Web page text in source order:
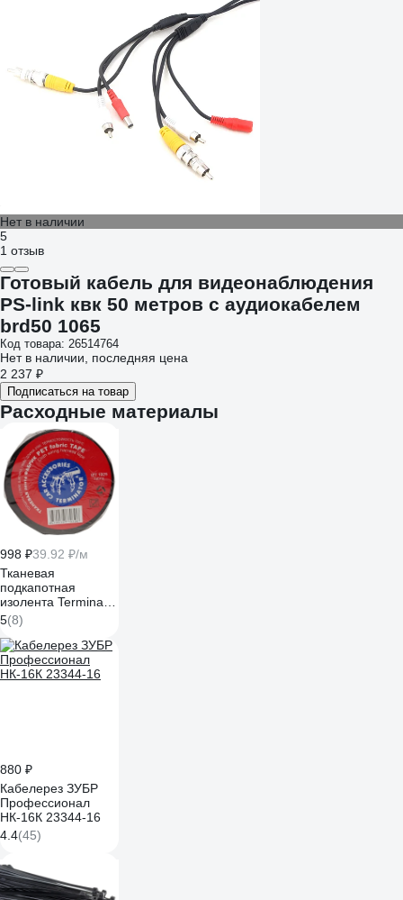
Нет в наличии
5
1 отзыв
Готовый кабель для видеонаблюдения
PS-link квк 50 метров с аудиокабелем
brd50 1065
Код товара: 26514764
Нет в наличии, последняя цена
2 237 ₽
Подписаться на товар
Расходные материалы
998 ₽39.92 ₽/м
Тканевая
подкапотная
изолента Terminator
Izt 1925 fabric,
19мм х 25м,
толщина 0,25мм
2000832
5(8)
880 ₽
Кабелерез ЗУБР
Профессионал
НК-16К 23344-16
4.4(45)